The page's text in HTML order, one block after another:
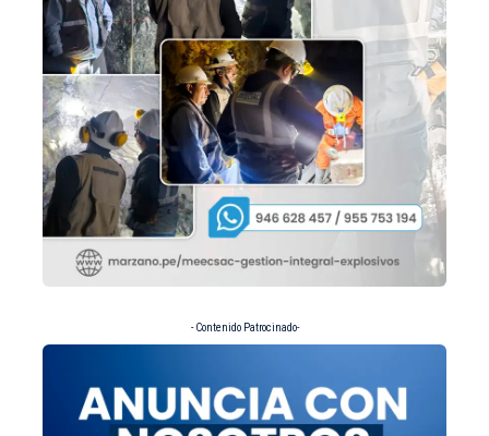
- Contenido Patrocinado-